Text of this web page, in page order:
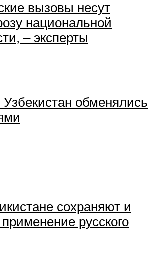
вызовы несут
национальной
– эксперты
Узбекистан обменялись
сохраняют и
русского